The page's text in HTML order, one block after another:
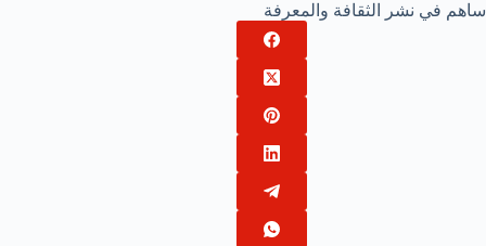
ساهم في نشر الثقافة والمعرفة